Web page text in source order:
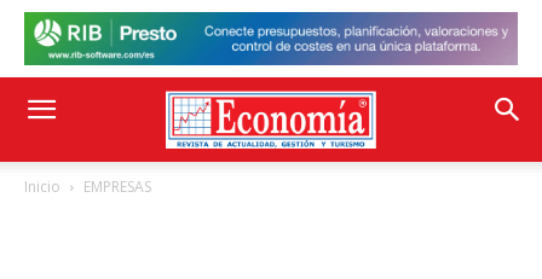
Inicio EMPRESAS